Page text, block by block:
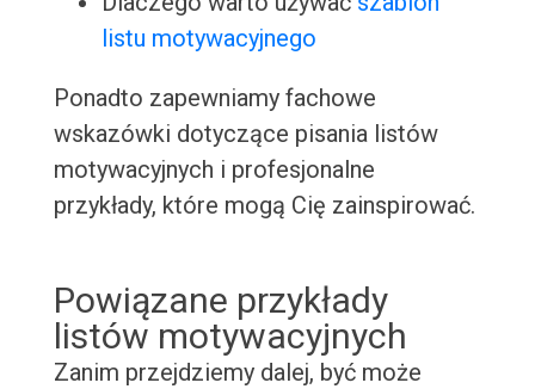
listu motywacyjnego
Ponadto zapewniamy fachowe
wskazówki dotyczące pisania listów
motywacyjnych i profesjonalne
przykłady, które mogą Cię zainspirować.
Powiązane przykłady
listów motywacyjnych
Zanim przejdziemy dalej, być może